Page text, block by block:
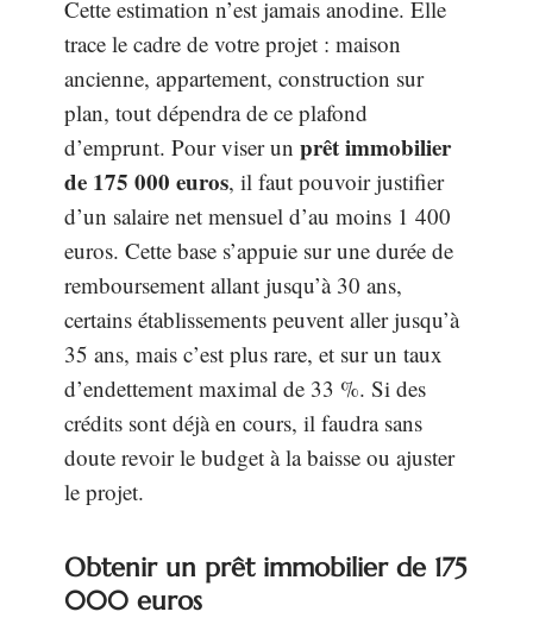
Cette estimation n’est jamais anodine. Elle
trace le cadre de votre projet : maison
ancienne, appartement, construction sur
plan, tout dépendra de ce plafond
d’emprunt. Pour viser un prêt immobilier
de 175 000 euros, il faut pouvoir justifier
d’un salaire net mensuel d’au moins 1 400
euros. Cette base s’appuie sur une durée de
remboursement allant jusqu’à 30 ans,
certains établissements peuvent aller jusqu’à
35 ans, mais c’est plus rare, et sur un taux
d’endettement maximal de 33 %. Si des
crédits sont déjà en cours, il faudra sans
doute revoir le budget à la baisse ou ajuster
le projet.
Obtenir un prêt immobilier de 175
000 euros